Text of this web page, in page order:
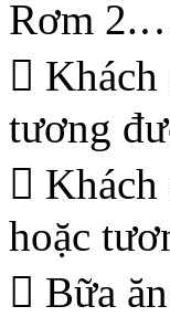
Rơm

tương

hoặc
 Bữa